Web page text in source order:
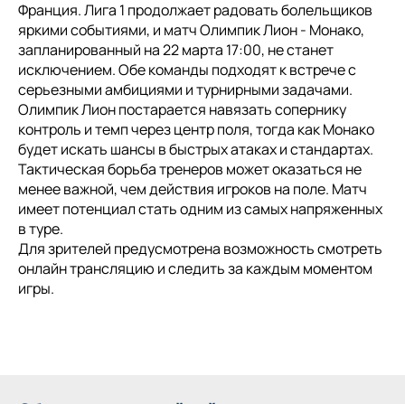
Франция. Лига 1 продолжает радовать болельщиков
яркими событиями, и матч Олимпик Лион - Монако,
запланированный на 22 марта 17:00, не станет
исключением. Обе команды подходят к встрече с
серьезными амбициями и турнирными задачами.
Олимпик Лион постарается навязать сопернику
контроль и темп через центр поля, тогда как Монако
будет искать шансы в быстрых атаках и стандартах.
Тактическая борьба тренеров может оказаться не
менее важной, чем действия игроков на поле. Матч
имеет потенциал стать одним из самых напряженных
в туре.
Для зрителей предусмотрена возможность смотреть
онлайн трансляцию и следить за каждым моментом
игры.